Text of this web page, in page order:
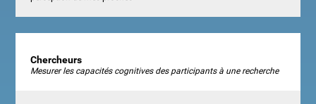
Chercheurs
Mesurer les capacités cognitives des participants à une recherche